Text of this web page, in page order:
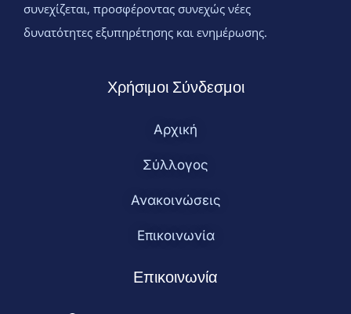
συνεχίζεται, προσφέροντας συνεχώς νέες
δυνατότητες εξυπηρέτησης και ενημέρωσης.
Χρήσιμοι Σύνδεσμοι
Αρχική
Σύλλογος
Ανακοινώσεις
Επικοινωνία
Επικοινωνία